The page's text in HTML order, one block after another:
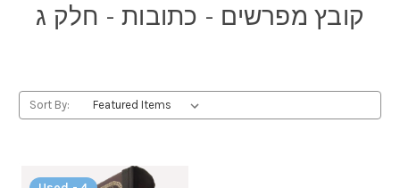
קובץ מפרשים - כתובות - חלק ג
Sort By: